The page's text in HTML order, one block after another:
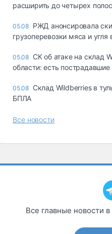
расширить до четырех полос
05.08 РЖД анонсировала
грузоперевозки мяса и угля
05.08 СК об атаке на склад
области: есть пострадавшие
05.08 Склад Wildberries в
БПЛА
Все новости
Все главные новости